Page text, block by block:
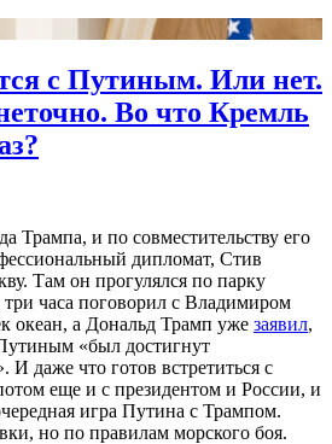
с Путиным. Или нет.
Во что Кремль
Трампа, и по совместительству его
дипломат, Стив
Там он прогулялся по парку
три часа поговорил с Владимиром
океан, а Дональд Трамп уже заявил,
«был достигнут
И даже что готов встретиться с
еще и с президентом и России, и
игра Путина с Трампом.
но по правилам морского боя.